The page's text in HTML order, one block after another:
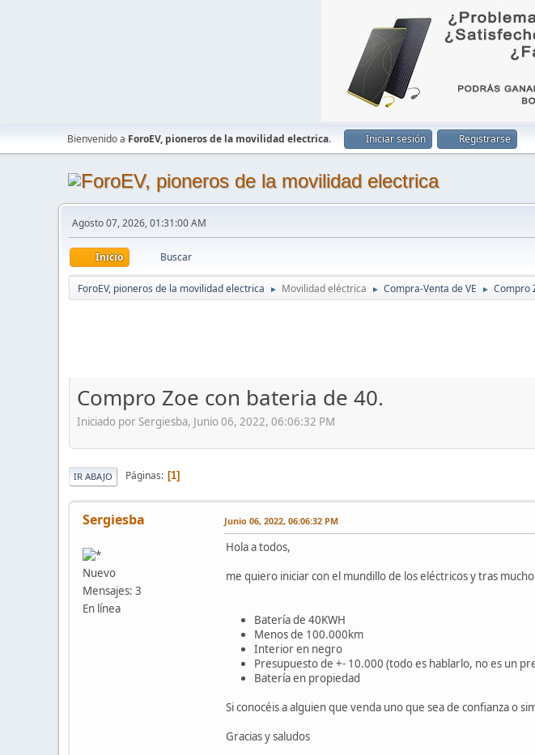
Bienvenido a ForoEV, pioneros de la movilidad electrica. Iniciar sesión Registrarse
Agosto 07, 2026, 01:31:00 AM
Inicio Buscar
ForoEV, pioneros de la movilidad electrica ► Movilidad eléctrica ► Compra-Venta de VE ► Compro
Compro Zoe con bateria de 40.
Iniciado por Sergiesba, Junio 06, 2022, 06:06:32 PM
IR ABAJO Páginas 1
Sergiesba
Nuevo
Mensajes: 3
En línea
Junio 06, 2022, 06:06:32 PM
Hola a todos,
me quiero iniciar con el mundillo de los eléctricos y tras
Batería de 40KWH
Menos de 100.000km
Interior en negro
Presupuesto de +- 10.000 (todo es hablarlo, no es un
Batería en propiedad
Si conocéis a alguien que venda uno que sea de confianza o
Gracias y saludos